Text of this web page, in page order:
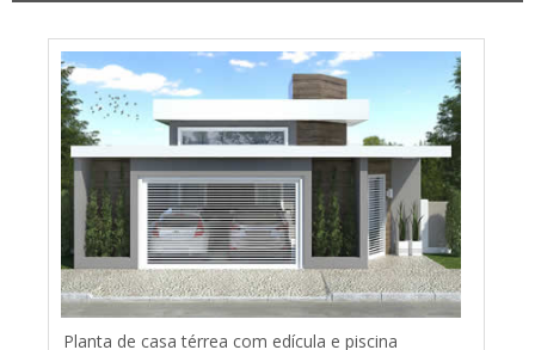
Planta de casa térrea com edícula e piscina